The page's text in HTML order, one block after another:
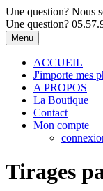
Une question? Nous
Une question?
Menu
ACCUEIL
J'importe mes
A PROPOS
La Boutique
Contact
Mon compte
Tirages